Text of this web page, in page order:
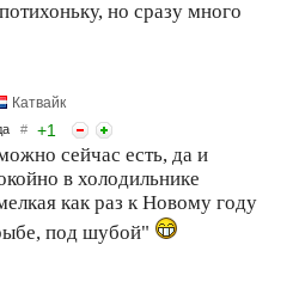
но сразу много
Катвайк
# +1
сейчас есть, да и
в холодильнике
как раз к Новому году
под шубой"